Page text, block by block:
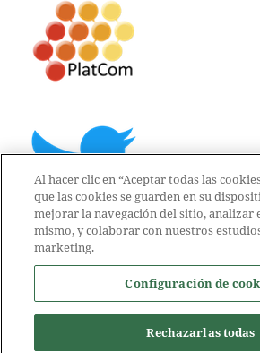
Al hacer clic en “Aceptar todas las
que las cookies se guarden en su
mejorar la navegación del sitio, analizar
mismo, y colaborar con nuestros
marketing.
Configuración de
Rechazarlas todas